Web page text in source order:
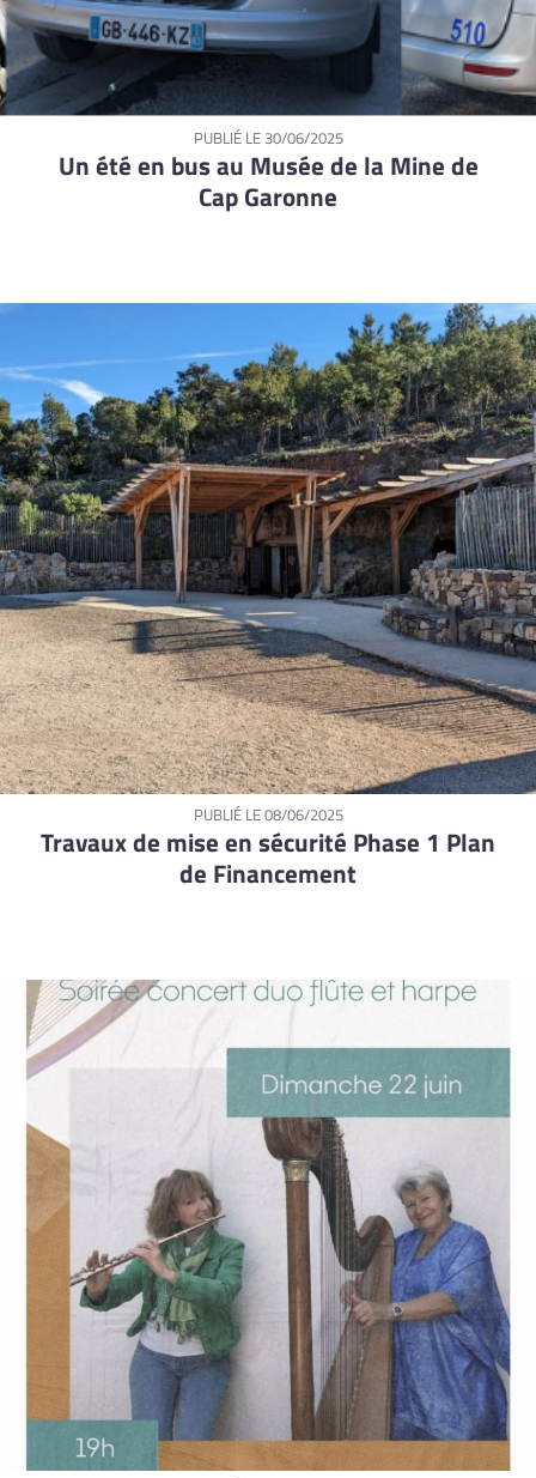
PUBLIÉ LE 30/06/2025
Un été en bus au Musée de la Mine de
Cap Garonne
PUBLIÉ LE08/06/2025
Travaux de mise en sécurité Phase 1 Plan
de Financement